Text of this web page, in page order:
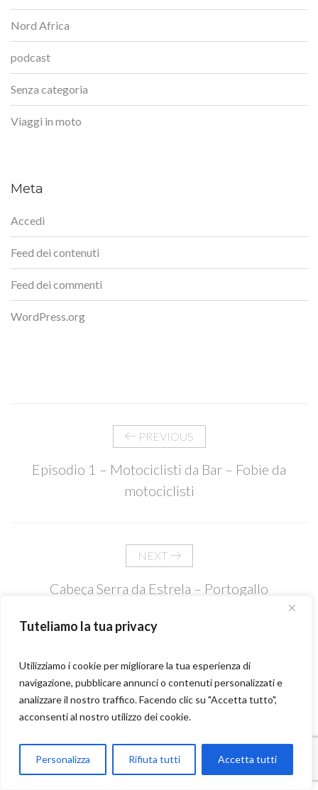
Tuteliamo la tua privacy
Utilizziamo i cookie per migliorare la tua esperienza di
navigazione, pubblicare annunci o contenuti personalizzati e
analizzare il nostro traffico. Facendo clic su "Accetta tutto",
acconsenti al nostro utilizzo dei cookie.
Personalizza Rifiuta tutti Accetta tutti
Nord Africa
podcast
Senza categoria
Viaggi in moto
Meta
Accedi
Feed dei contenuti
Feed dei commenti
WordPress.org
PREVIOUS
Episodio 1 – Motociclisti da Bar – Fobie da
motociclisti
NEXT
Cabeça Serra da Estrela – Portogallo
Parla con Motoexplora
Open chaty